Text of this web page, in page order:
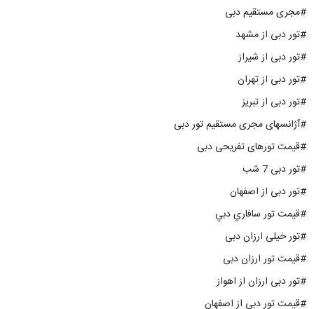
#مجری مستقیم دبی
#تور دبی از مشهد
#تور دبی از شیراز
#تور دبی از تهران
#تور دبی از تبریز
#آژانسهای مجری مستقیم تور دبی
#قیمت تورهای تفریحی دبی
#تور دبی 7 شب
#تور دبی از اصفهان
#قيمت تور سافاري دبي
#تور خیلی ارزان دبی
#قیمت تور ارزان دبی
#تور دبی ارزان از اهواز
#قیمت تور دبی از اصفهان